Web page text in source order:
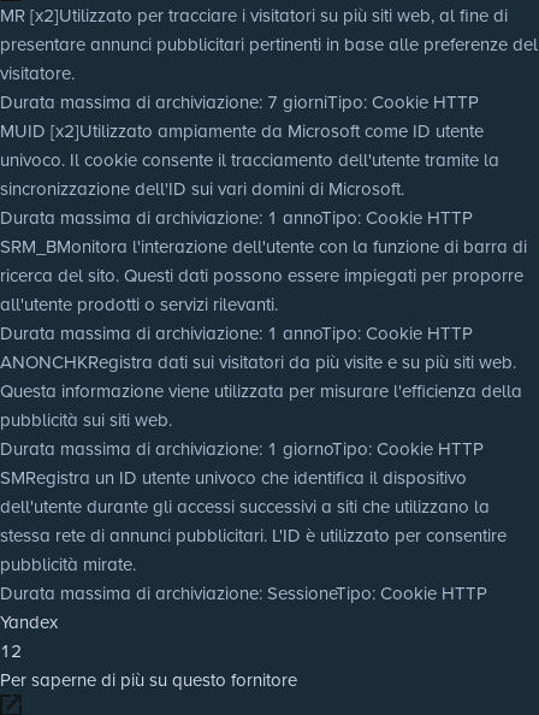
MR [x2]Utilizzato per tracciare i visitatori su più siti web, al fine di
presentare annunci pubblicitari pertinenti in base alle preferenze del
visitatore.
Durata massima di archiviazione: 7 giorniTipo: Cookie HTTP
MUID [x2]Utilizzato ampiamente da Microsoft come ID utente
univoco. Il cookie consente il tracciamento dell'utente tramite la
sincronizzazione dell'ID sui vari domini di Microsoft.
Durata massima di archiviazione: 1 annoTipo: Cookie HTTP
SRM_BMonitora l'interazione dell'utente con la funzione di barra di
ricerca del sito. Questi dati possono essere impiegati per proporre
all'utente prodotti o servizi rilevanti.
Durata massima di archiviazione: 1 annoTipo: Cookie HTTP
ANONCHKRegistra dati sui visitatori da più visite e su più siti web.
Questa informazione viene utilizzata per misurare l'efficienza della
pubblicità sui siti web.
Durata massima di archiviazione: 1 giornoTipo: Cookie HTTP
SMRegistra un ID utente univoco che identifica il dispositivo
dell'utente durante gli accessi successivi a siti che utilizzano la
stessa rete di annunci pubblicitari. L'ID è utilizzato per consentire
pubblicità mirate.
Durata massima di archiviazione: SessioneTipo: Cookie HTTP
Yandex
12
Per saperne di più su questo fornitore